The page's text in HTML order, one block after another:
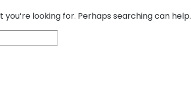
you’re looking for. Perhaps searching can help.